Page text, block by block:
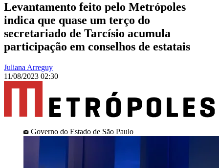
Levantamento feito pelo Metrópoles
indica que quase um terço do
secretariado de Tarcísio acumula
participação em conselhos de estatais
Juliana Arreguy
11/08/2023 02:30
Governo do Estado de São Paulo